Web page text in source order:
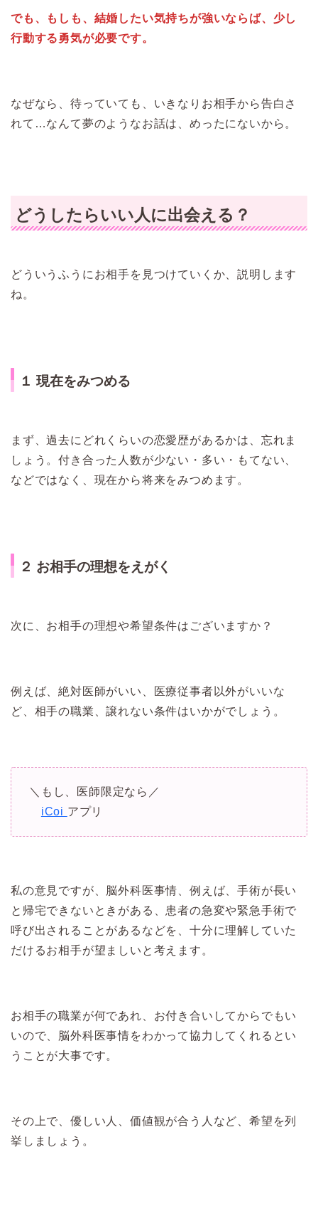
でも、もしも、結婚したい気持ちが強いならば、少し
行動する勇気が必要です。
なぜなら、待っていても、いきなりお相手から告白さ
れて…なんて夢のようなお話は、めったにないから。
どうしたらいい人に出会える？
どういうふうにお相手を見つけていくか、説明します
ね。
１ 現在をみつめる
まず、過去にどれくらいの恋愛歴があるかは、忘れま
しょう。付き合った人数が少ない・多い・もてない、
などではなく、現在から将来をみつめます。
２ お相手の理想をえがく
次に、お相手の理想や希望条件はございますか？
例えば、絶対医師がいい、医療従事者以外がいいな
ど、相手の職業、譲れない条件はいかがでしょう。
＼もし、医師限定なら／
iCoi アプリ
私の意見ですが、脳外科医事情、例えば、手術が長い
と帰宅できないときがある、患者の急変や緊急手術で
呼び出されることがあるなどを、十分に理解していた
だけるお相手が望ましいと考えます。
お相手の職業が何であれ、お付き合いしてからでもい
いので、脳外科医事情をわかって協力してくれるとい
うことが大事です。
その上で、優しい人、価値観が合う人など、希望を列
挙しましょう。